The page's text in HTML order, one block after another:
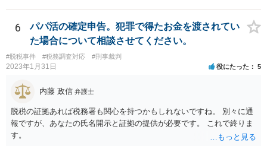
した方がよろしいかと存じます。
6
パパ活の確定申告。犯罪で得たお金を渡されてい
た場合について相談させてください。
#脱税事件 #税務調査対応 #刑事裁判
2023年1月31日 役にたった 5
内藤 政信 弁護士
脱税の証拠あれば税務署も関心を持つかもしれないですね。 別々に通
報ですが、あなたの氏名開示と証拠の提供が必要です。 これで終りま
す。